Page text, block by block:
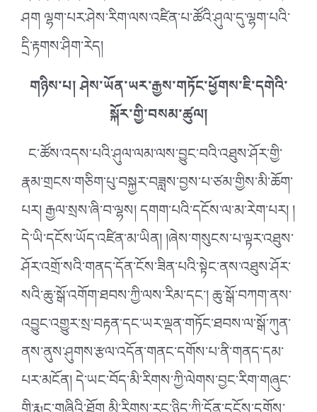
ཤག ལྷག་པར་ཤེས་རིག་ལས་འཛིན་པ་ཚོའི་ཤུལ་དུ་ལྷག་པའི་
དྲི་རྟགས་ཤིག་རེད།
གཉིས་པ། ཤེས་ཡོན་ཡར་རྒྱས་གཏོང་ཕྱོགས་ཇི་དགེའི་
སྐོར་གྱི་བསམ་ཚུལ།
ང་ཚོས་འདས་པའི་ཤུལ་ལམ་ལས་བྱུང་བའི་འཐུས་ཤོར་གྱི་
རྣམ་གྲངས་གཅིག་པུ་བསྐྱར་བཟླས་བྱས་པ་ཙམ་གྱིས་མི་ཆོག་
པར། རྒྱལ་སྲས་ཞི་བ་ལྷས། དགག་པའི་དངོས་ལ་མ་རེག་པར། །
དེ་ཡི་དངོས་ཡོད་འཛིན་མ་ཡིན། །ཞེས་གསུངས་པ་ལྟར་འཐུས་
ཤོར་འགྲོ་སའི་གནད་དོན་ངོས་ཟིན་པའི་སྟེང་ནས་འཐུས་ཤོར་
སའི་ཆུ་སྒོ་འགོག་ཐབས་ཀྱི་ལས་རིམ་དང༌། ཆུ་སྒོ་བཀག་ནས་
འབྱུང་འགྱུར་སྲ་བརྟན་དང་ཡར་ལྡན་གཏོང་ཐབས་ལ་སྒོ་ཀུན་
ནས་ནུས་ཤུགས་རྩལ་འདོན་གནང་དགོས་པ་ནི་གནད་དམ་
པར་མངོན། དེ་ཡང་བོད་མི་རིགས་ཀྱི་ལེགས་བྱང་རིག་གཞུང་